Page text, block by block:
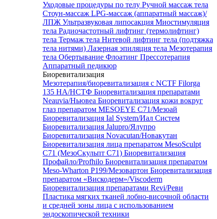
Уходовые процедуры по телу Ручной массаж тела
Стоун-массаж LPG-массаж (аппаратный массаж)/
ЛПЖ Ультразвуковая липосакция Миостимуляция
тела Радиочастотный лифтинг (термолифтинг)
тела Термаж тела Нитевой лифтинг тела (подтяжка
тела нитями) Лазерная эпиляция тела Мезотерапия
тела Обертывание Флоатинг Прессотерапия
Аппаратный педикюр
Биоревитализация
Мезотерапия/биоревитализация с NCTF Filorga
135 HA/НСТФ Биоревитализация препаратами
Neauvia/Ньювеа Биоревитализация кожи вокруг
глаз препаратом MESOEYE C71/Мезоай
Биоревитализация Ial System/Иал Систем
Биоревитализация Jalupro/Ялупро
Биоревитализация Novacutan/Новакутан
Биоревитализация лица препаратом MesoSculpt
C71 (МезоСкульпт С71) Биоревитализация
Профайло/Profhilo Биоревитализация препаратом
Meso-Wharton P199/Мезовартон Биоревитализация
препаратом «Вискодерм»/Viscoderm
Биоревитализация препаратами Revi/Реви
Пластика мягких тканей лобно-височной области
и средней зоны лица с использованием
эндоскопической техники